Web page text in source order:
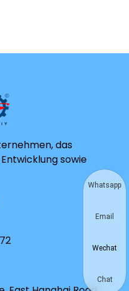
das
sowie
Whatsapp
Email
Wechat
Chat